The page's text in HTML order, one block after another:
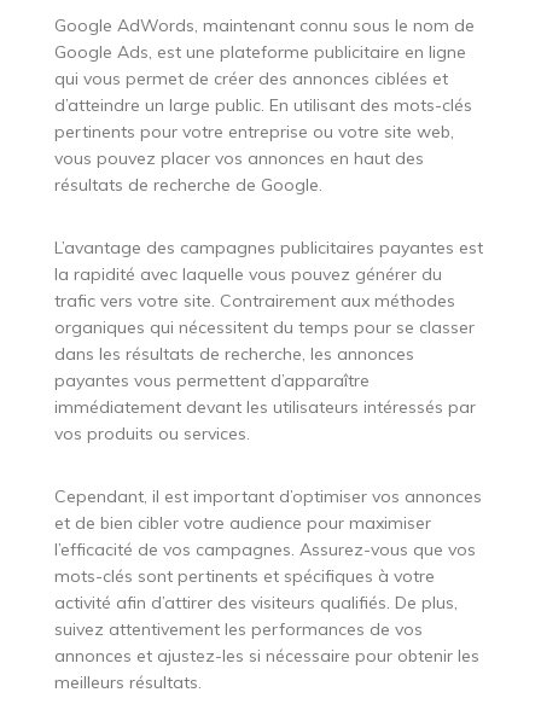
Google AdWords, maintenant connu sous le nom de
Google Ads, est une plateforme publicitaire en ligne
qui vous permet de créer des annonces ciblées et
d’atteindre un large public. En utilisant des mots-clés
pertinents pour votre entreprise ou votre site web,
vous pouvez placer vos annonces en haut des
résultats de recherche de Google.
L’avantage des campagnes publicitaires payantes est
la rapidité avec laquelle vous pouvez générer du
trafic vers votre site. Contrairement aux méthodes
organiques qui nécessitent du temps pour se classer
dans les résultats de recherche, les annonces
payantes vous permettent d’apparaître
immédiatement devant les utilisateurs intéressés par
vos produits ou services.
Cependant, il est important d’optimiser vos annonces
et de bien cibler votre audience pour maximiser
l’efficacité de vos campagnes. Assurez-vous que vos
mots-clés sont pertinents et spécifiques à votre
activité afin d’attirer des visiteurs qualifiés. De plus,
suivez attentivement les performances de vos
annonces et ajustez-les si nécessaire pour obtenir les
meilleurs résultats.